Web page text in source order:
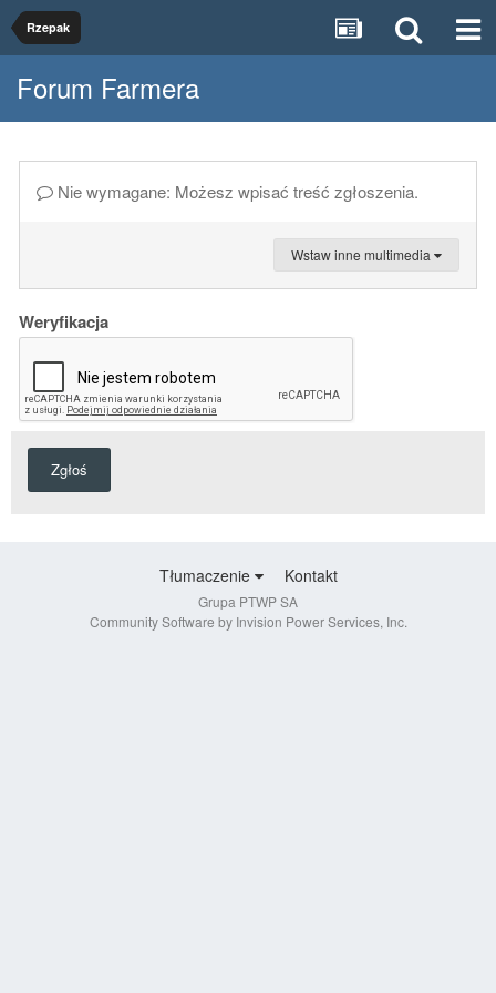
Rzepak
Forum Farmera
Nie wymagane: Możesz wpisać treść zgłoszenia.
Wstaw inne multimedia
Weryfikacja
Zgłoś
Tłumaczenie Kontakt
Grupa PTWP SA
Community Software by Invision Power Services, Inc.